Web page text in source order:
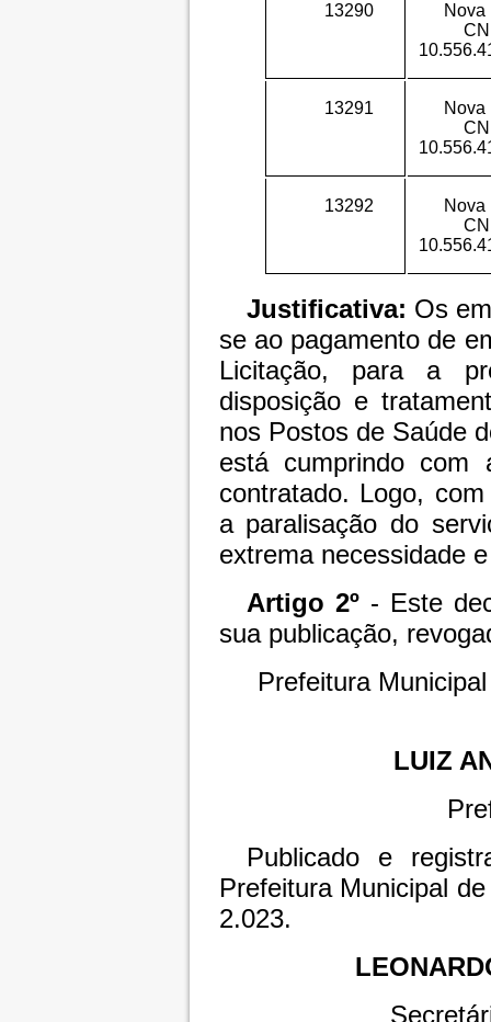
13290
Nova
13291
Nova
13292
Nova
Justificativa: Os
se ao pagamento de
Licitação, para a
disposição e
nos Postos de Saúde
está cumprindo com
contratado. Logo,
a paralisação do
extrema necessidade
Artigo 2º- Este
sua publicação,
Prefeitura
LUIZ
Publicado e
Prefeitura Municipal
2.023.